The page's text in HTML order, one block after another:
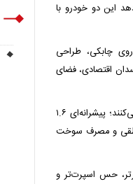
پلاس نشان می‌دهد این دو خودرو با
روی چابکی، طراحی
اقتصادی، فضای
از نظر فنی، هر دو خودرو در بسیاری از نسخه‌ها از موتور TU5 استفاده می‌کنند؛ پیشرانه‌ای ۱.۶
منطقی و مصرف سوخت
جمع‌وجورتر، حس اسپرت‌تر و